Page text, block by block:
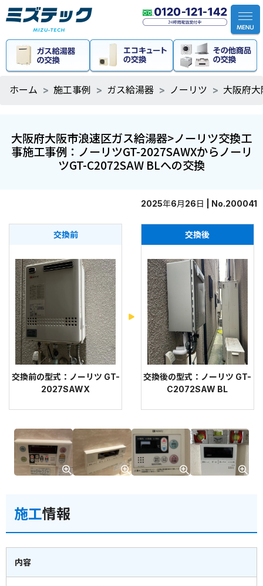
ホーム 施工事例 ガス給湯器 ノーリツ 大阪府
大阪府大阪市浪速区ガス給湯器>ノーリツ交換工
事施工事例：ノーリツGT-2027SAWXからノーリ
ツGT-C2072SAW BLへの交換
2025年6月26日 | No.200041
交換前
交換前の型式：ノーリツ GT-
2027SAWX
交換後
交換後の型式：ノーリツ GT-
C2072SAW BL
施工情報
内容